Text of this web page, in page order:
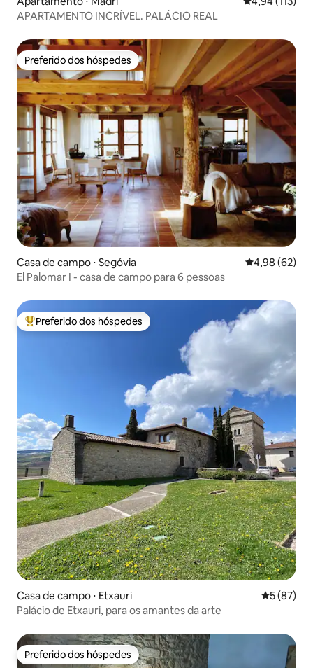
APARTAMENTO INCRÍVEL. PALÁCIO REAL
Preferido dos hóspedes
Preferido dos hóspedes
Casa de campo ⋅ Segóvia 4,98 de uma
4,98 (62)
El Palomar I - casa de campo para 6 pessoas
Entre os melhores preferidos dos hóspedes
Preferido dos hóspedes
Casa de campo ⋅ Etxauri 5 de uma
5 (87)
Palácio de Etxauri, para os amantes da arte
Preferido dos hóspedes
Preferido dos hóspedes